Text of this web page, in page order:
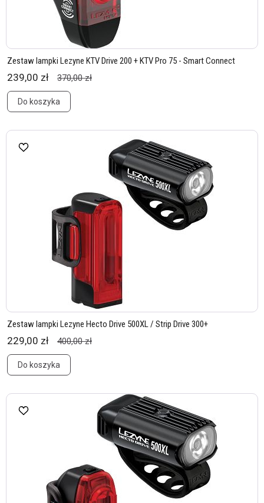
Zestaw lampki Lezyne KTV Drive 200 + KTV Pro 75 - Smart Connect
239,00 zł 370,00 zł
Do koszyka
Zestaw lampki Lezyne Hecto Drive 500XL / Strip Drive 300+
229,00 zł 400,00 zł
Do koszyka